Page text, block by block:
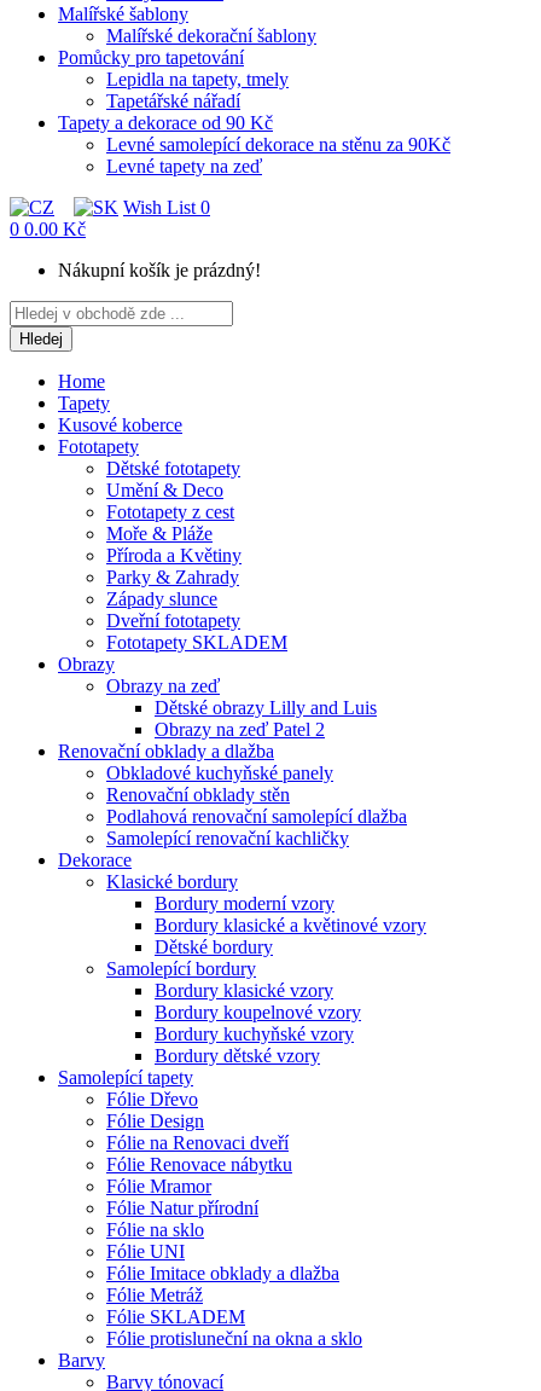
Malířské šablony
Malířské dekorační šablony
Pomůcky pro tapetování
Lepidla na tapety, tmely
Tapetářské nářadí
Tapety a dekorace od 90 Kč
Levné samolepící dekorace na stěnu za 90Kč
Levné tapety na zeď
Wish List 0
0 0.00 Kč
Nákupní košík je prázdný!
Hledej
Home
Tapety
Kusové koberce
Fototapety
Dětské fototapety
Umění & Deco
Fototapety z cest
Moře & Pláže
Příroda a Květiny
Parky & Zahrady
Západy slunce
Dveřní fototapety
Fototapety SKLADEM
Obrazy
Obrazy na zeď
Dětské obrazy Lilly and Luis
Obrazy na zeď Patel 2
Renovační obklady a dlažba
Obkladové kuchyňské panely
Renovační obklady stěn
Podlahová renovační samolepící dlažba
Samolepící renovační kachličky
Dekorace
Klasické bordury
Bordury moderní vzory
Bordury klasické a květinové vzory
Dětské bordury
Samolepící bordury
Bordury klasické vzory
Bordury koupelnové vzory
Bordury kuchyňské vzory
Bordury dětské vzory
Samolepící tapety
Fólie Dřevo
Fólie Design
Fólie na Renovaci dveří
Fólie Renovace nábytku
Fólie Mramor
Fólie Natur přírodní
Fólie na sklo
Fólie UNI
Fólie Imitace obklady a dlažba
Fólie Metráž
Fólie SKLADEM
Fólie protisluneční na okna a sklo
Barvy
Barvy tónovací